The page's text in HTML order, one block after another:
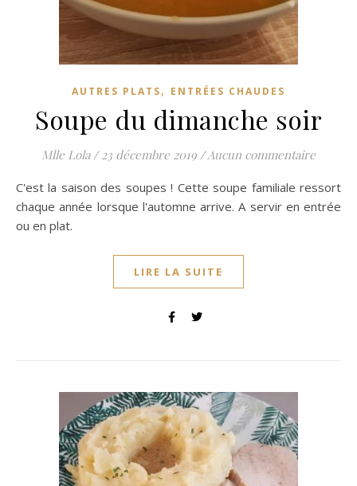
AUTRES PLATS, ENTRÉES CHAUDES
Soupe du dimanche soir
Mlle Lola / 23 décembre 2019 /Aucun commentaire
C'est la saison des soupes ! Cette soupe familiale ressort
chaque année lorsque l'automne arrive. A servir en entrée
ou en plat.
LIRE LA SUITE